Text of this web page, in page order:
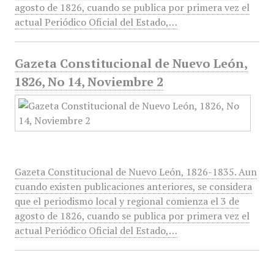
agosto de 1826, cuando se publica por primera vez el
actual Periódico Oficial del Estado,…
Gazeta Constitucional de Nuevo León,
1826, No 14, Noviembre 2
Gazeta Constitucional de Nuevo León, 1826-1835. Aun
cuando existen publicaciones anteriores, se considera
que el periodismo local y regional comienza el 3 de
agosto de 1826, cuando se publica por primera vez el
actual Periódico Oficial del Estado,…